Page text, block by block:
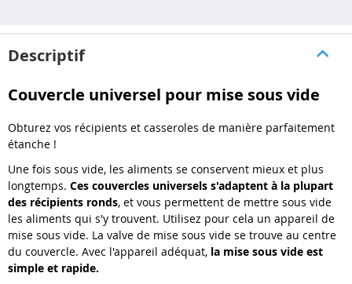
Descriptif
Couvercle universel pour mise sous vide
Obturez vos récipients et casseroles de manière parfaitement
étanche !
Une fois sous vide, les aliments se conservent mieux et plus
longtemps. Ces couvercles universels s'adaptent à la plupart
des récipients ronds, et vous permettent de mettre sous vide
les aliments qui s'y trouvent. Utilisez pour cela un appareil de
mise sous vide. La valve de mise sous vide se trouve au centre
du couvercle. Avec l'appareil adéquat, la mise sous vide est
simple et rapide.